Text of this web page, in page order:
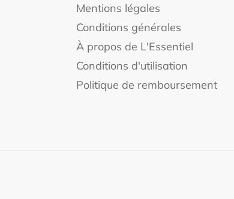
Mentions légales
Conditions générales
À propos de L'Essentiel
Conditions d'utilisation
Politique de remboursement